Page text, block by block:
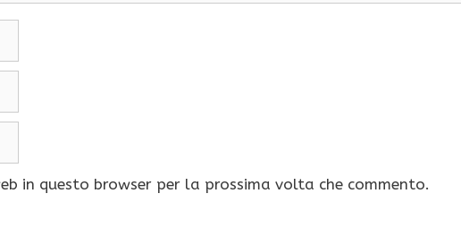
in questo browser per la prossima volta che commento.